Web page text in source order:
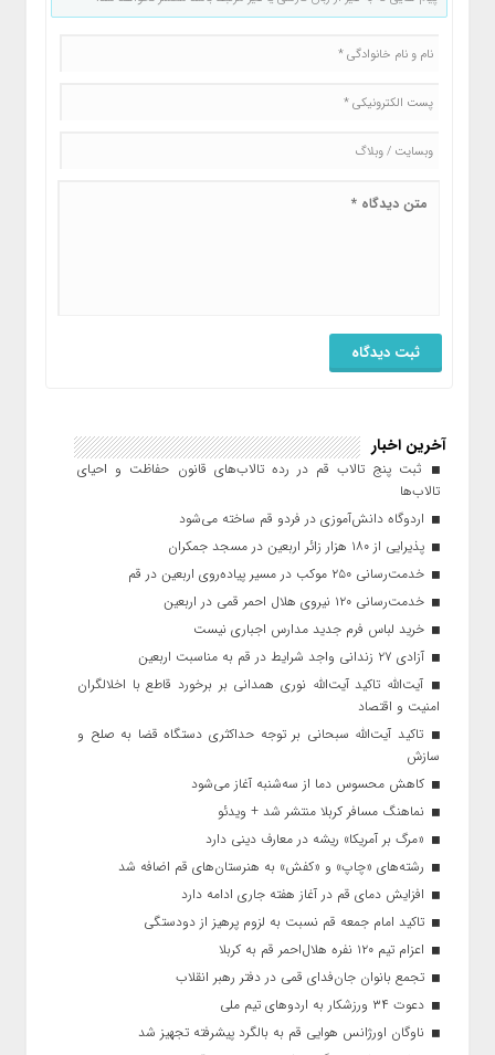
آخرین اخبار
ثبت پنج تالاب قم در رده تالاب‌های قانون حفاظت و احیای
تالاب‌ها
اردوگاه دانش‌آموزی در فردو قم ساخته می‌شود
پذیرایی از ۱۸۰ هزار زائر اربعین در مسجد جمکران
خدمت‌رسانی ۲۵۰ موکب در مسیر پیاده‌روی اربعین در قم
خدمت‌رسانی ۱۲۰ نیروی هلال احمر قمی در اربعین
خرید لباس فرم جدید مدارس اجباری نیست
آزادی ۲۷ زندانی واجد شرایط در قم به مناسبت اربعین
آیت‌الله تاکید آیت‌الله نوری همدانی بر برخورد قاطع با اخلالگران
امنیت و اقتصاد
تاکید آیت‌الله‌ سبحانی بر توجه حداکثری دستگاه قضا به صلح و
سازش
کاهش محسوس دما از سه‌شنبه آغاز می‌شود
نماهنگ مسافر کربلا منتشر شد + ویدئو
«مرگ بر آمریکا» ریشه در معارف دینی دارد
رشته‌های «چاپ» و «کفش» به هنرستان‌های قم اضافه شد
افزایش دمای قم در آغاز هفته جاری ادامه دارد
تاکید امام جمعه قم نسبت به لزوم پرهیز از دودستگی
اعزام تیم ۱۲۰ نفره هلال‌احمر قم به کربلا
تجمع بانوان جان‌فدای قمی در دفتر رهبر انقلاب
دعوت ۳۴ ورزشکار به اردوهای تیم ملی
ناوگان اورژانس هوایی قم به بالگرد پیشرفته تجهیز شد